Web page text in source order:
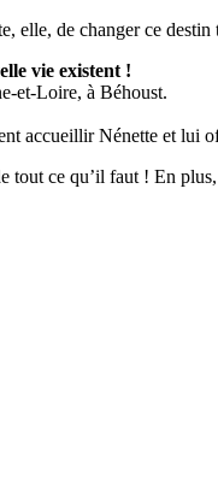
elle, de changer ce destin
vie existent !
et-Loire, à Béhoust.
accueillir Nénette et lui
tout ce qu’il faut ! En